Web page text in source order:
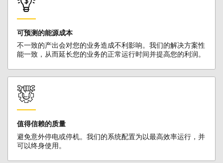
可预测的能源成本
不一致的产出会对您的业务造成不利影响。我们的解决方案性
能一致，从而延长您的业务的正常运行时间并提高您的利润。
值得信赖的质量
避免意外停电或停机。我们的系统配置为以最高效率运行，并
可以终身使用。